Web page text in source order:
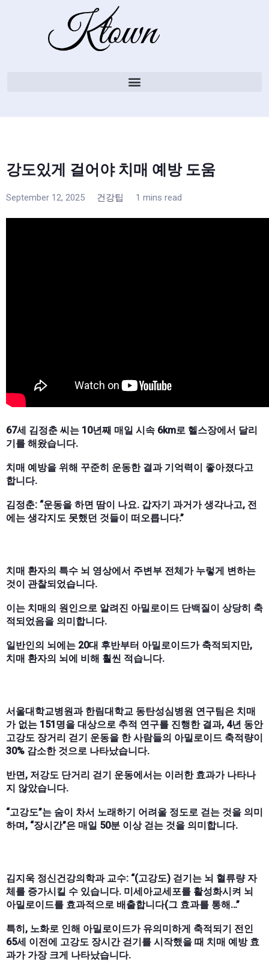
강도있게 걸어야 치매 예방 도움
September 12, 2025 건강팁 1 mins read
67세 김정춘 씨는 10년째 매일 시속 6km로 헬스장에서 달리
기를 해왔습니다.
치매 예방을 위해 꾸준히 운동한 결과 기억력이 좋아졌다고
합니다.
김정춘: “운동을 하면 땀이 나요. 갑자기 과거가 생각나고, 전
에는 생각지도 못했던 것들이 떠오릅니다.”
치매 환자의 특수 뇌 영상에서 주변부 전체가 누렇게 변하는
것이 관찰되었습니다.
이는 치매의 원인으로 알려진 아밀로이드 단백질이 상당히 축
적되었음을 의미합니다.
일반인의 뇌에는 20대 후반부터 아밀로이드가 축적되지만,
치매 환자의 뇌에 비해 훨씬 적습니다.
서울대학교병원과 한림대학교 동탄성심병원 연구팀은 치매
가 없는 151명을 대상으로 추적 연구를 진행한 결과, 4년 동안
고강도 장거리 걷기 운동을 한 사람들의 아밀로이드 축적량이
30% 감소한 것으로 나타났습니다.
반면, 저강도 단거리 걷기 운동에서는 이러한 효과가 나타나
지 않았습니다.
“고강도”는 숨이 차서 노래하기 어려울 정도로 걷는 것을 의미
하며, “장시간”은 매일 50분 이상 걷는 것을 의미합니다.
김지욱 정신건강의학과 교수: “(고강도) 걷기는 뇌 혈류량 자
체를 증가시킬 수 있습니다. 미세아교세포를 활성화시켜 뇌
아밀로이드를 효과적으로 배출합니다(그 효과를 통해…”
특히, 노화로 인해 아밀로이드가 유의미하게 축적되기 전인
65세 이전에 고강도 장시간 걷기를 시작했을 때 치매 예방 효
과가 가장 크게 나타났습니다.